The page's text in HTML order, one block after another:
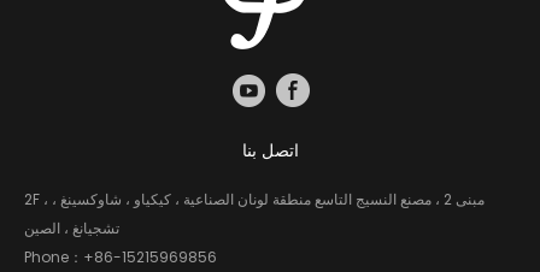
اتصل بنا
2F ، مبنى 2 ، مصنع النسيج التاسع منطقة لونان الصناعية ، كيكياو ، شاوكسينغ ،
تشجيانغ ، الصين
Phone： +86-15215969856